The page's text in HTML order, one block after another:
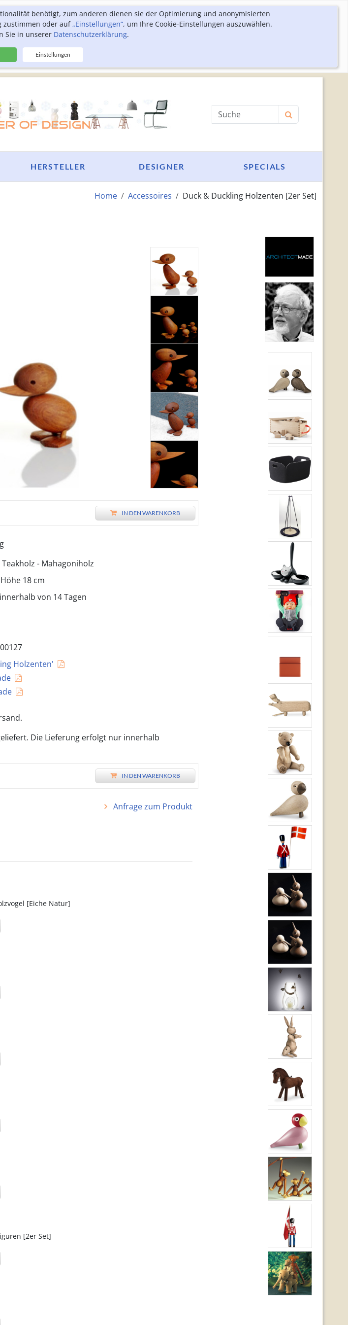
benötigt, zum anderen dienen sie der Optimierung und anonymisierten
zustimmen oder auf„Einstellungen“, um Ihre Cookie-Einstellungen auszuwählen.
Sie in unserer Datenschutzerklärung.
Einstellungen
Produktsuche
SPECIALS
DESIGNER
HERSTELLER
Home Accessoires Duck & Duckling Holzenten [2er Set]
IN DEN WARENKORB
- Mahagoniholz
18 cm
von 14 Tagen
Holzenten'
Die Lieferung erfolgt nur innerhalb
IN DEN WARENKORB
Anfrage zum Produkt
[Eiche Natur]
[2er Set]